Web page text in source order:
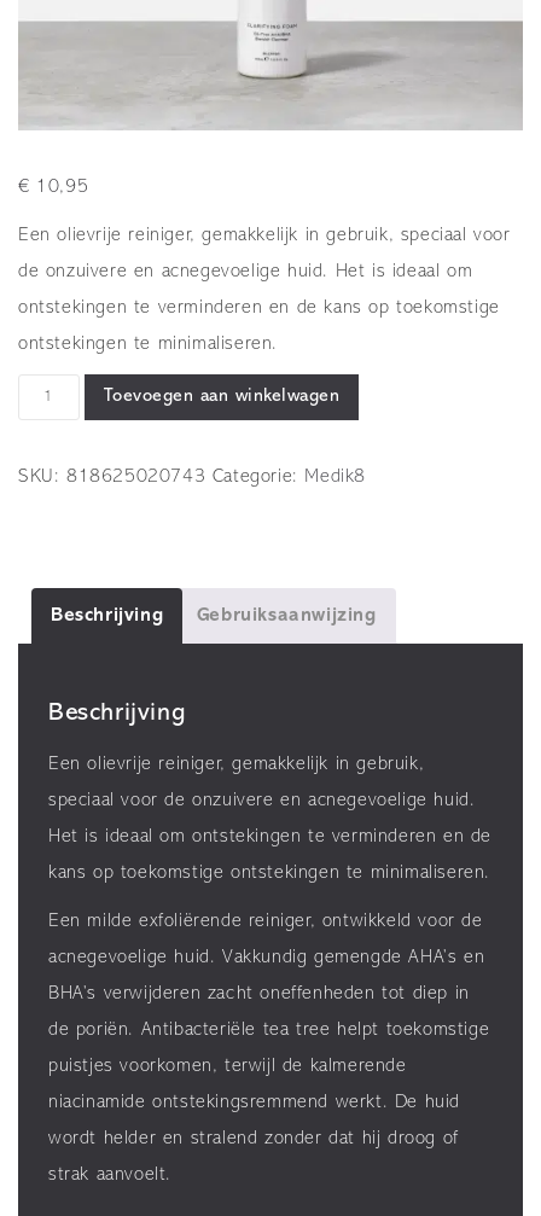
€ 10,95
Een olievrije reiniger, gemakkelijk in gebruik, speciaal voor
de onzuivere en acnegevoelige huid. Het is ideaal om
ontstekingen te verminderen en de kans op toekomstige
ontstekingen te minimaliseren.
Clarifying
Toevoegen aan winkelwagen
SKU: 818625020743 Categorie: Medik8
Beschrijving Gebruiksaanwijzing
Beschrijving
Een olievrije reiniger, gemakkelijk in gebruik,
speciaal voor de onzuivere en acnegevoelige huid.
Het is ideaal om ontstekingen te verminderen en de
kans op toekomstige ontstekingen te minimaliseren.
Een milde exfoliërende reiniger, ontwikkeld voor de
acnegevoelige huid. Vakkundig gemengde AHA’s en
BHA’s verwijderen zacht oneffenheden tot diep in
de poriën. Antibacteriële tea tree helpt toekomstige
puistjes voorkomen, terwijl de kalmerende
niacinamide ontstekingsremmend werkt. De huid
wordt helder en stralend zonder dat hij droog of
strak aanvoelt.